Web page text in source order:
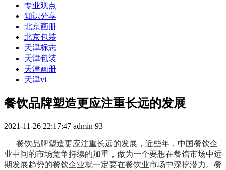
专业观点
知识分享
北京画册
北京包装
天津标志
天津包装
天津画册
天津vi
餐饮品牌塑造更应注重长远的发展
2021-11-26 22:17:47 admin 93
餐饮品牌塑造更应注重长远的发展，近些年，中国餐饮企
业中间的市场竞争持续的加重，做为一个要想在餐馆市场中远
期发展趋势的餐饮企业就一定要在餐饮业市场中深挖潜力。餐